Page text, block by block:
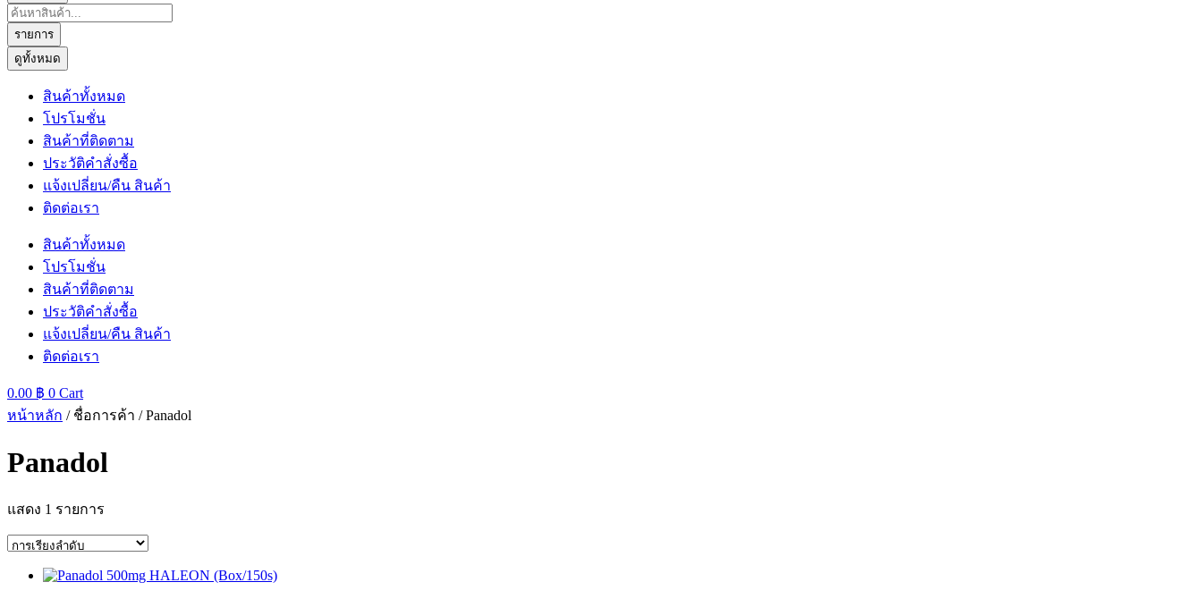
Search
...
รายการ
ดูทั้งหมด
สินค้าทั้งหมด
โปรโมชั่น
สินค้าที่ติดตาม
ประวัติคำสั่งซื้อ
แจ้งเปลี่ยน/คืน สินค้า
ติดต่อเรา
สินค้าทั้งหมด
โปรโมชั่น
สินค้าที่ติดตาม
ประวัติคำสั่งซื้อ
แจ้งเปลี่ยน/คืน สินค้า
ติดต่อเรา
0.00 ฿ 0 Cart
หน้าหลัก / ชื่อการค้า / Panadol
Panadol
แสดง 1 รายการ